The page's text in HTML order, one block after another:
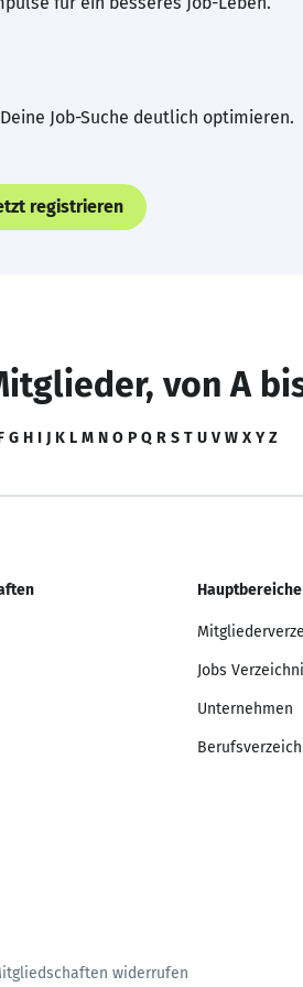
Job-Suche deutlich optimieren.
registrieren
von A
G H I J K L M N O P Q R S T U V W X Y Z
Hauptbereiche
Jobs
Unternehmen
widerrufen